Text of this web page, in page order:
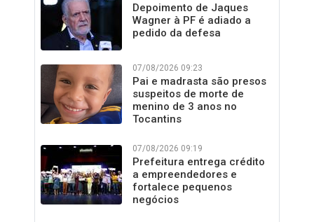
Depoimento de Jaques
Wagner à PF é adiado a
pedido da defesa
07/08/2026 09:23
Pai e madrasta são presos
suspeitos de morte de
menino de 3 anos no
Tocantins
07/08/2026 09:19
Prefeitura entrega crédito
a empreendedores e
fortalece pequenos
negócios